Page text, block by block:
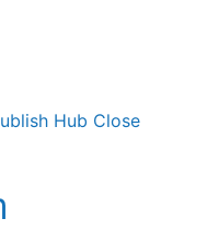
Hub Close